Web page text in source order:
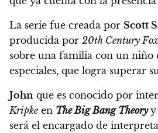
La serie fue creada por Scott
producida por 20th Century
sobre una familia con un niño
especiales, que logra superar
John que es conocido por
Kripke en The Big Bang Theoryy
será el encargado de